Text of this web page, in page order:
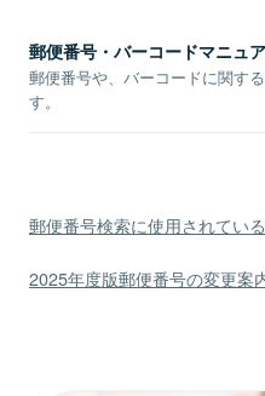
郵便番号・バーコードマニュ
郵便番号や、バーコードに関す
す。
郵便番号検索に使用されてい
2025年度版郵便番号の変更案